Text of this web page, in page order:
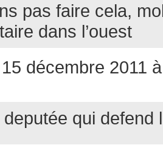
pas faire cela,
dans l’ouest
15 décembre 2011
qui defend